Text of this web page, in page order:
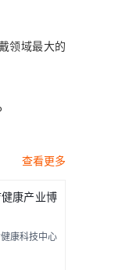
领域最大的
查看更多
康产业博
康科技中心